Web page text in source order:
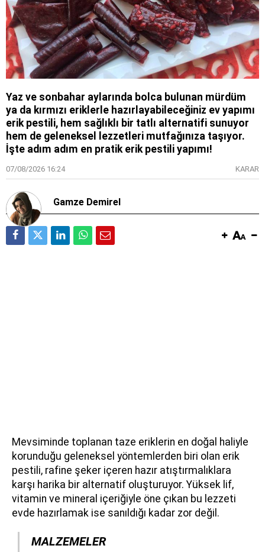
Yaz ve sonbahar aylarında bolca bulunan mürdüm
ya da kırmızı eriklerle hazırlayabileceğiniz ev yapımı
erik pestili, hem sağlıklı bir tatlı alternatifi sunuyor
hem de geleneksel lezzetleri mutfağınıza taşıyor.
İşte adım adım en pratik erik pestili yapımı!
07/08/2026 16:24 KARAR
Gamze Demirel
Mevsiminde toplanan taze eriklerin en doğal haliyle
korunduğu geleneksel yöntemlerden biri olan erik
pestili, rafine şeker içeren hazır atıştırmalıklara
karşı harika bir alternatif oluşturuyor. Yüksek lif,
vitamin ve mineral içeriğiyle öne çıkan bu lezzeti
evde hazırlamak ise sanıldığı kadar zor değil.
MALZEMELER